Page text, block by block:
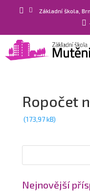
  Základní škola,

Ropočet
Nejnovější